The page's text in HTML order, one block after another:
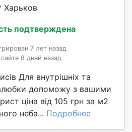
Харьков
подтверждена
7 лет назад
8 дней назад
Для внутрішніх та
допоможу з вашими
ціна від 105 грн за м2
неба... Подробнее